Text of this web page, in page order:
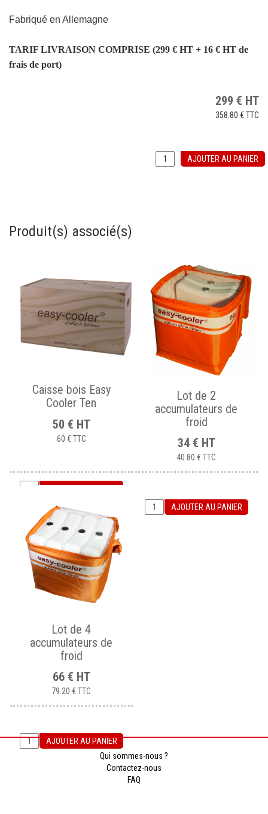
Fabriqué en Allemagne
TARIF LIVRAISON COMPRISE (299 € HT + 16 € HT de
frais de port)
299 € HT
358.80 €TTC
AJOUTER AU PANIER
Produit(s) associé(s)
Caisse bois Easy
Cooler Ten
50 € HT
60 €TTC
Lot de 2
accumulateurs de
froid
34€ HT
40.80 €TTC
AJOUTER AU PANIER
Lot de 4
accumulateurs de
froid
66€ HT
79.20 €TTC
AJOUTER AU PANIER
Qui sommes-nous ?
Contactez-nous
FAQ